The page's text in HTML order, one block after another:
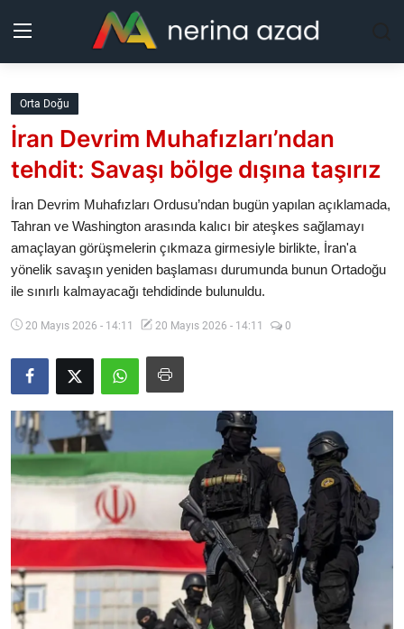
Kurdistan
Bölgeler
Güncel
Analiz
Makaleler
Galeri
Video
Yazarlar
İletişim
Orta Doğu
İran Devrim Muhafızları’ndan
tehdit: Savaşı bölge dışına taşırız
İran Devrim Muhafızları Ordusu’ndan bugün yapılan açıklamada,
Tahran ve Washington arasında kalıcı bir ateşkes sağlamayı
amaçlayan görüşmelerin çıkmaza girmesiyle birlikte, İran'a
yönelik savaşın yeniden başlaması durumunda bunun Ortadoğu
ile sınırlı kalmayacağı tehdidinde bulunuldu.
20 Mayıs 2026 - 14:11 20 Mayıs 2026 - 14:11 0